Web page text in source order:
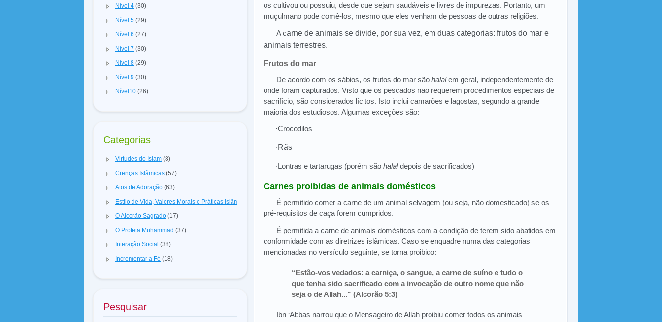
Nível 4 (30)
Nível 5 (29)
Nível 6 (27)
Nível 7 (30)
Nível 8 (29)
Nível 9 (30)
Nível10 (26)
Categorias
Virtudes do Islam (8)
Crenças Islâmicas (57)
Atos de Adoração (63)
Estilo de Vida, Valores Morais e Práticas Islâmicas
O Alcorão Sagrado (17)
O Profeta Muhammad (37)
Interação Social (38)
Incrementar a Fé (18)
Pesquisar
os cultivou ou possuiu, desde que sejam saudáveis e livres de impurezas. Portanto, um
muçulmano pode comê-los, mesmo que eles venham de pessoas de outras religiões.
A carne de animais se divide, por sua vez, em duas categorias: frutos do mar e
animais terrestres.
Frutos do mar
De acordo com os sábios, os frutos do mar sãohalalem geral, independentemente de
onde foram capturados. Visto que os pescados não requerem procedimentos especiais de
sacrifício, são considerados lícitos. Isto inclui camarões e lagostas, segundo a grande
maioria dos estudiosos. Algumas exceções são:
·Crocodilos
·Rãs
·Lontras e tartarugas (porém são halaldepois de sacrificados)
Carnes proibidas de animais domésticos
É permitido comer a carne de um animal selvagem (ou seja, não domesticado) se os
pré-requisitos de caça forem cumpridos.
É permitida a carne de animais domésticos com a condição de terem sido abatidos em
conformidade com as diretrizes islâmicas. Caso se enquadre numa das categorias
mencionadas no versículo seguinte, se torna proibido:
“Estão-vos vedados: a carniça, o sangue, a carne de suíno e tudo o
que tenha sido sacrificado com a invocação de outro nome que não
seja o de Allah...” (Alcorão 5:3)
Ibn ‘Abbas narrou que o Mensageiro de Allah proibiu comer todos os animais